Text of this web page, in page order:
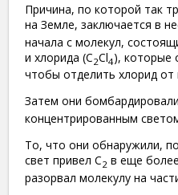
Причина, по которой так
на Земле, заключается в
начала с молекул,
и хлорида (C2Cl4), которые
чтобы отделить хлорид от
Затем они
концентрированным
То, что они обнаружили,
свет привел C2 в еще
разорвал молекулу на